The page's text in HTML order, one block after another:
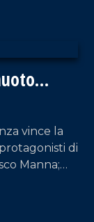
vince la
di
Manna;
del